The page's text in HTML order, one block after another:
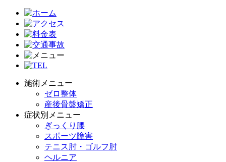
施術メニュー
ゼロ整体
産後骨盤矯正
症状別メニュー
ぎっくり腰
スポーツ障害
テニス肘・ゴルフ肘
ヘルニア